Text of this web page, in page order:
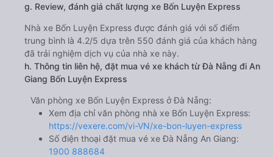
g. Review, đánh giá chất lượng xe Bốn Luyện Express
Nhà xe Bốn Luyện Express được đánh giá với số điểm
trung bình là 4.2/5 dựa trên 550 đánh giá của khách hàng
đã trải nghiệm dịch vụ của nhà xe này.
h. Thông tin liên hệ, đặt mua vé xe khách từ Đà Nẵng đi An
Giang Bốn Luyện Express
Văn phòng xe Bốn Luyện Express ở Đà Nẵng:
Xem địa chỉ văn phòng nhà xe Bốn Luyện Express:
https://vexere.com/vi-VN/xe-bon-luyen-express
Số điện thoại đặt mua vé xe Đà Nẵng An Giang:
1900 888684